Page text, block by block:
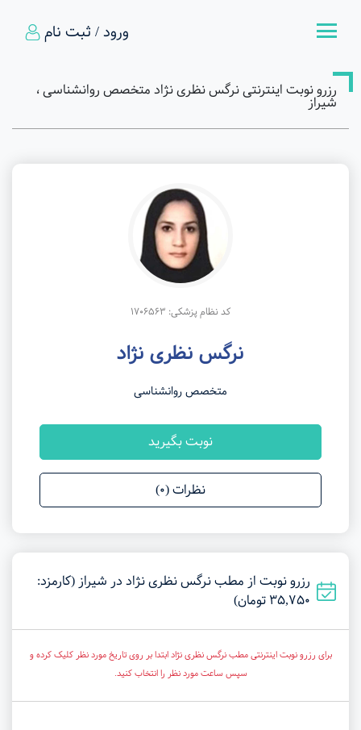
ورود / ثبت نام
رزرو نوبت اینترنتی نرگس نظری نژاد متخصص روانشناسی ،
شیراز
کد نظام پزشکی: 1706563
نرگس نظری نژاد
متخصص روانشناسی
نوبت بگیرید
نظرات (0)
رزرو نوبت از مطب نرگس نظری نژاد در شیراز (کارمزد:
35,750 تومان)
برای رزرو نوبت اینترنتی مطب نرگس نظری نژاد ابتدا بر روی تاریخ مورد نظر کلیک کرده و
سپس ساعت مورد نظر را انتخاب کنید.